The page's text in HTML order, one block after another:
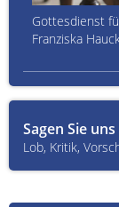
Gottesdienst
Franziska
Sagen Sie
Lob, Kritik,